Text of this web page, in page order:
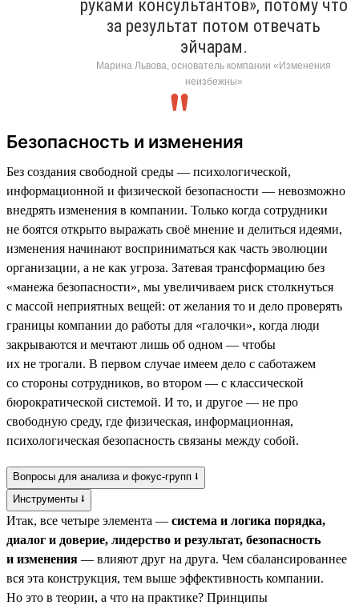
руками консультантов», потому что
за результат потом отвечать
эйчарам.
Марина Львова, основатель компании «Изменения
неизбежны»
Безопасность и изменения
Без создания свободной среды — психологической,
информационной и физической безопасности — невозможно
внедрять изменения в компании. Только когда сотрудники
не боятся открыто выражать своё мнение и делиться идеями,
изменения начинают восприниматься как часть эволюции
организации, а не как угроза. Затевая трансформацию без
«манежа безопасности», мы увеличиваем риск столкнуться
с массой неприятных вещей: от желания то и дело проверять
границы компании до работы для «галочки», когда люди
закрываются и мечтают лишь об одном — чтобы
их не трогали. В первом случае имеем дело с саботажем
со стороны сотрудников, во втором — с классической
бюрократической системой. И то, и другое — не про
свободную среду, где физическая, информационная,
психологическая безопасность связаны между собой.
Вопросы для анализа и фокус-групп ⭣
Инструменты ⭣
Итак, все четыре элемента — система и логика порядка,
диалог и доверие, лидерство и результат, безопасность
и изменения — влияют друг на друга. Чем сбалансированнее
вся эта конструкция, тем выше эффективность компании.
Но это в теории, а что на практике? Принципы